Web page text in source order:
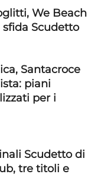
We Beach
Scudetto
Santacroce
piani
per i
Scudetto di
tre titoli e